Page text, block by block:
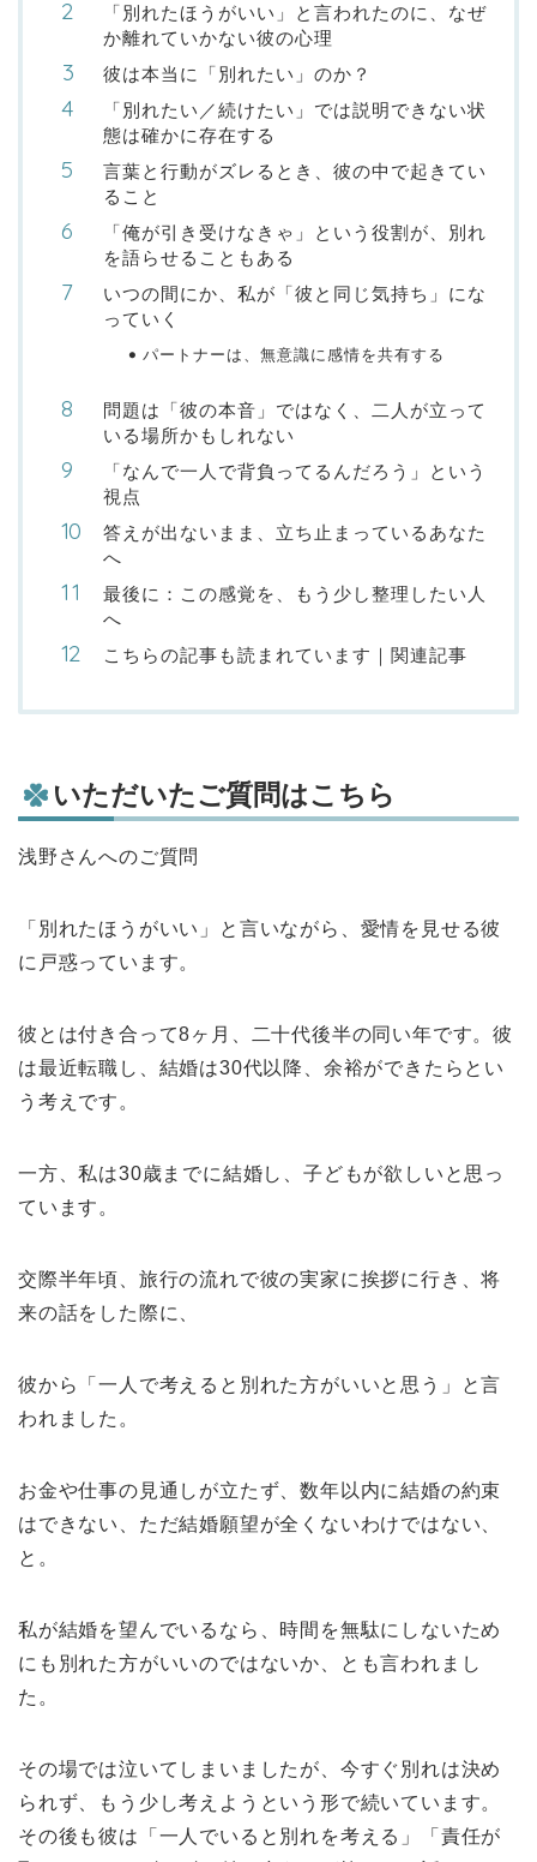
「別れたほうがいい」と言われたのに、なぜ
か離れていかない彼の心理
彼は本当に「別れたい」のか？
「別れたい／続けたい」では説明できない状
態は確かに存在する
言葉と行動がズレるとき、彼の中で起きてい
ること
「俺が引き受けなきゃ」という役割が、別れ
を語らせることもある
いつの間にか、私が「彼と同じ気持ち」にな
っていく
パートナーは、無意識に感情を共有する
問題は「彼の本音」ではなく、二人が立って
いる場所かもしれない
「なんで一人で背負ってるんだろう」という
視点
答えが出ないまま、立ち止まっているあなた
へ
最後に：この感覚を、もう少し整理したい人
へ
こちらの記事も読まれています｜関連記事
いただいたご質問はこちら
浅野さんへのご質問
「別れたほうがいい」と言いながら、愛情を見せる彼
に戸惑っています。
彼とは付き合って8ヶ月、二十代後半の同い年です。彼
は最近転職し、結婚は30代以降、余裕ができたらとい
う考えです。
一方、私は30歳までに結婚し、子どもが欲しいと思っ
ています。
交際半年頃、旅行の流れで彼の実家に挨拶に行き、将
来の話をした際に、
彼から「一人で考えると別れた方がいいと思う」と言
われました。
お金や仕事の見通しが立たず、数年以内に結婚の約束
はできない、ただ結婚願望が全くないわけではない、
と。
私が結婚を望んでいるなら、時間を無駄にしないため
にも別れた方がいいのではないか、とも言われまし
た。
その場では泣いてしまいましたが、今すぐ別れは決め
られず、もう少し考えようという形で続いています。
その後も彼は「一人でいると別れを考える」「責任が